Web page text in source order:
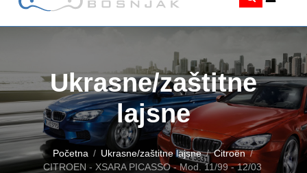
Ukrasne/zaštitne
lajsne
Početna Ukrasne/zaštitne lajsne
Citroën
CITROEN - XSARA PICASSO - Mod. 11/99 - 12/03